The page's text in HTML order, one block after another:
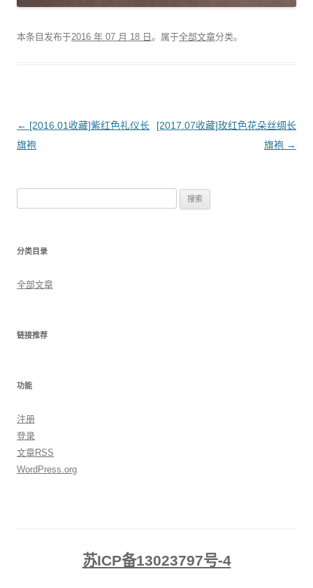
本条目发布于2016 年 07 月 18 日 。属于全部文章分类。
文
章
← [2016.01收藏]紫红色礼仪长
旗袍
[2017.07收藏]玫红色花朵丝绸长
旗袍 →
分类目录
全部文章
链接推荐
功能
注册
登录
文章RSS
WordPress.org
苏ICP备13023797号-4